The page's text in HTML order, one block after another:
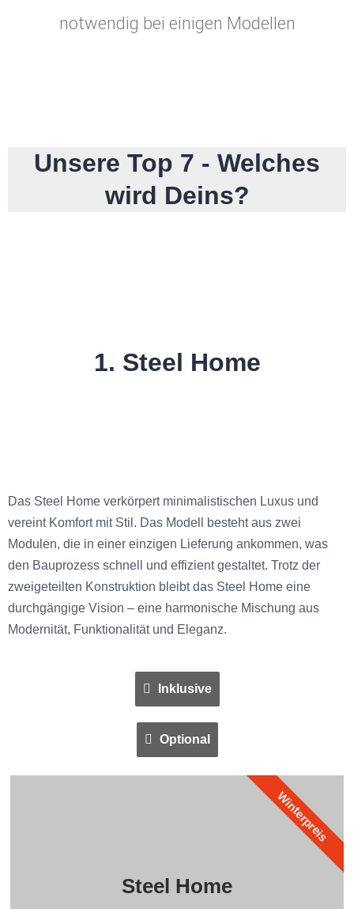
notwendig bei einigen Modellen
Unsere Top 7 - Welches
wird Deins?
1. Steel Home
Das Steel Home verkörpert minimalistischen Luxus und
vereint Komfort mit Stil. Das Modell besteht aus zwei
Modulen, die in einer einzigen Lieferung ankommen, was
den Bauprozess schnell und effizient gestaltet. Trotz der
zweigeteilten Konstruktion bleibt das Steel Home eine
durchgängige Vision – eine harmonische Mischung aus
Modernität, Funktionalität und Eleganz.
Inklusive
Optional
Steel Home
Winterpreis